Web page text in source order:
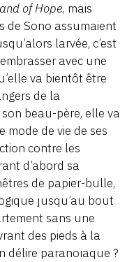
of Hope, mais
de Sono assumaient
larvée, c’est
avec une
va bientôt être
de la
beau-père, elle va
de vie de ses
contre les
d’abord sa
de papier-bulle,
jusqu’au bout
sans une
des pieds à la
délire paranoïaque ?